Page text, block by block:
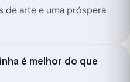
de arte e uma próspera
é melhor do que